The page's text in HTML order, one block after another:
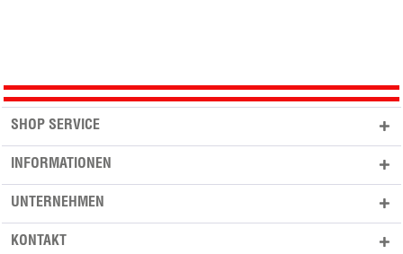
SHOP SERVICE
INFORMATIONEN
UNTERNEHMEN
KONTAKT